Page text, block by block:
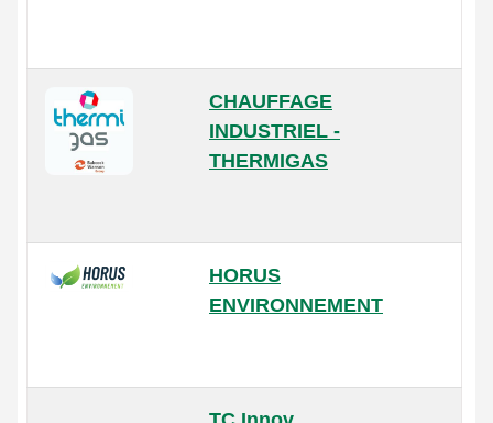
CHAUFFAGE
INDUSTRIEL -
THERMIGAS
HORUS
ENVIRONNEMENT